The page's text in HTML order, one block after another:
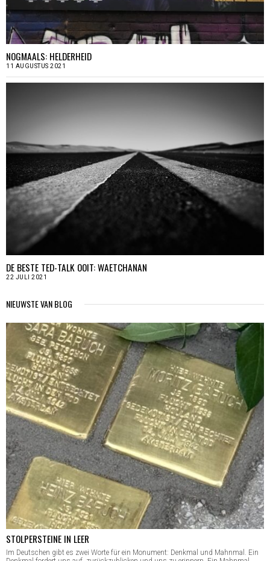
NOGMAALS: HELDERHEID
11 AUGUSTUS 2021
DE BESTE TED-TALK OOIT: WAETCHANAN
22 JULI 2021
NIEUWSTE VAN BLOG
STOLPERSTEINE IN LEER
Im Deutschen gibt es zwei Worte für ein Monument: Denkmal und Mahnmal. Ein